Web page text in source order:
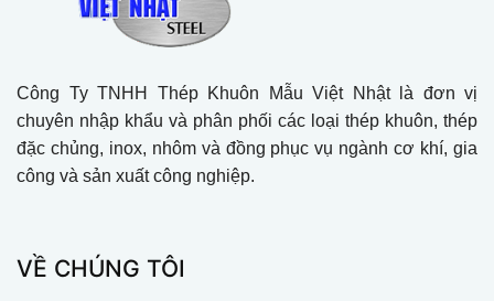
Công Ty TNHH Thép Khuôn Mẫu Việt Nhật là đơn vị
chuyên nhập khẩu và phân phối các loại thép khuôn, thép
đặc chủng, inox, nhôm và đồng phục vụ ngành cơ khí, gia
công và sản xuất công nghiệp.
VỀ CHÚNG TÔI